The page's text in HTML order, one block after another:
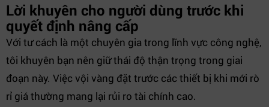
Lời khuyên cho người dùng trước khi
quyết định nâng cấp
Với tư cách là một chuyên gia trong lĩnh vực công nghệ,
tôi khuyên bạn nên giữ thái độ thận trọng trong giai
đoạn này. Việc vội vàng đặt trước các thiết bị khi mới rò
rỉ giá thường mang lại rủi ro tài chính cao.